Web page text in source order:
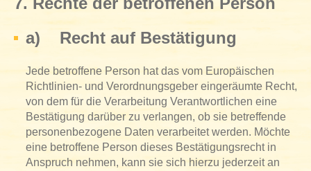
a) Recht auf Bestätigung
Jede betroffene Person hat das vom Europäischen
Richtlinien- und Verordnungsgeber eingeräumte Recht,
von dem für die Verarbeitung Verantwortlichen eine
Bestätigung darüber zu verlangen, ob sie betreffende
personenbezogene Daten verarbeitet werden. Möchte
eine betroffene Person dieses Bestätigungsrecht in
Anspruch nehmen, kann sie sich hierzu jederzeit an